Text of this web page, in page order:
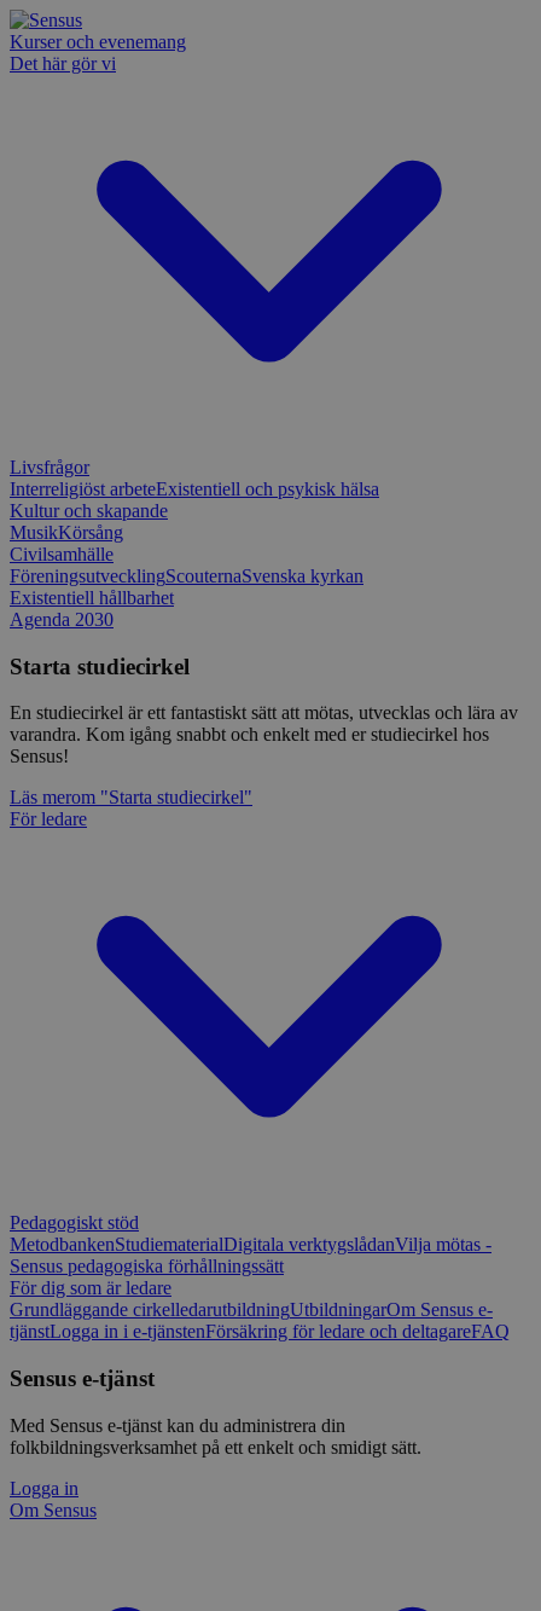
Kurser och evenemang
Det här gör vi
Livsfrågor
Interreligiöst arbeteExistentiell och psykisk hälsa
Kultur och skapande
MusikKörsång
Civilsamhälle
FöreningsutvecklingScouternaSvenska kyrkan
Existentiell hållbarhet
Agenda 2030
Starta studiecirkel
En studiecirkel är ett fantastiskt sätt att mötas, utvecklas och lära av
varandra. Kom igång snabbt och enkelt med er studiecirkel hos
Sensus!
Läs merom "Starta studiecirkel"
För ledare
Pedagogiskt stöd
MetodbankenStudiematerialDigitala verktygslådanVilja mötas -
Sensus pedagogiska förhållningssätt
För dig som är ledare
Grundläggande cirkelledarutbildningUtbildningarOm Sensus e-
tjänstLogga in i e-tjänstenFörsäkring för ledare och deltagareFAQ
Sensus e-tjänst
Med Sensus e-tjänst kan du administrera din
folkbildningsverksamhet på ett enkelt och smidigt sätt.
Logga in
Om Sensus